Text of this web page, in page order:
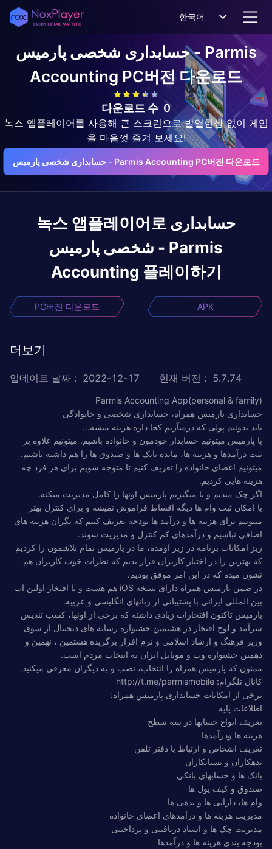
한국어
حسابداری شخصی پارمیس - Parmis
Accounting PC버전 다운로드
다운로드 수 0
녹스 앱플레이어를 사용해 큰 스크린으로 발열현상 없이 게임
을 마음껏 즐겨 보세요!
حسابداری شخصی پارمیس - Parmis Accounting PC버전 다운로드
녹스 앱플레이어로 حسابداری
شخصی پارمیس - Parmis
Accounting 플레이하기
PC버전 다운로드 APK
더보기
업데이트 날짜 : 2022-12-17 현재 버전 : 5.7.74
Parmis Accounting App(personal & family)
حسابداری پارمیس همراه، حسابداری شخصی و خانوادگی
باید بدونیم پولی که درمیآریم کجا داره هزینه میشه...
با پارمیس میتونیم حسابدار خودمون و خانواده باشیم. میتونیم علاوه بر
ثبت درآمدها و هزینه ها، مانده بانک ها و صندوق ها را هم داشته باشیم.
میتونیم اعضای خانواده را تعریف کنیم تا متوجه شویم برای هر فرد چه
هزینه هایی کردیم.
اگر چک میدیم و یا میگیریم پارمیس اونها را کامل مدیریت میکنه.
با امکان ثبت وام ها دیگه اقساط فراموش نمیشه و برای کنترل بهتر
میتونیم برای هزینه ها و درآمد ها بودجه تعریف کنیم که نگران هزینه های
اضافی نباشیم و درآمدهای کم کنترل و مدیریت شوند.
ریز امکانات برنامه در زیر اومده، ما در پارمیس تمام تلاشمون را کردیم
که بهترین را در اختیار کاربران قرار بدیم که نظرات خوب کاربران هم
نشون میده که در این امر موفق بودیم.
در ضمن پارمیس همراه دارای نسخه iOS هم هست و با افتخار اولین اپ
بین المللی ایرانی با پشتیبانی از زبانهای انگلیسی و عربیه.
پارمیس تاکنون افتخارات زیادی داشته که برخی از اونها، کسب تندیس
سرآمد و لوح افتخار در هشتمین جشنواره رسانه های دیجیتال از سوی
وزیر فرهنگ و ارشاد اسلامی و نرم افزار برگزیده هشتمین ، نهمین و
دهمین جشنواره وب و موبایل ایران به انتخاب مردم است.
ممنون که پارمیس همراه را انتخاب، نصب و به دیگران معرفی میکنید.
کانال تلگرام: http://t.me/parmismobile
برخی از امکانات حسابداری پارمیس همراه:
اطلاعات پایه
تعریف انواع حسابها در سه سطح
هزینه ها ودرآمدها
تعریف اشخاص و ارتباط با دفتر تلفن
بدهکاران و بستانکاران
بانک ها و حسابهای بانکی
صندوق و کیف پول ها
وام ها، دارایی ها و بدهی ها
مدیریت هزینه ها و درآمدهای اعضای خانواده
مدیریت چک ها و اسناد دریافتنی و پرداختنی
بودجه بندی هزینه ها و درآمدها